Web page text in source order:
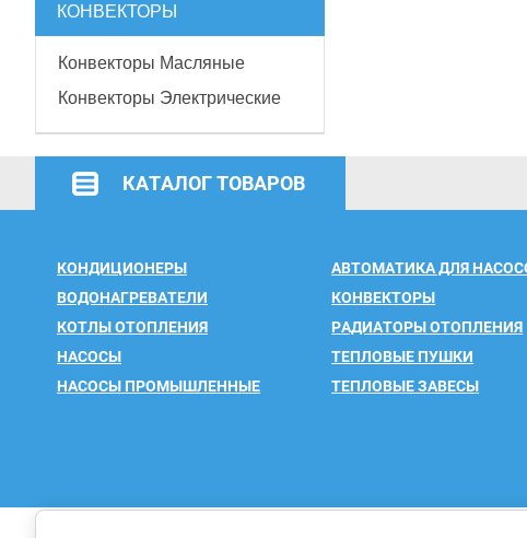
КОНВЕКТОРЫ
Конвекторы Масляные
Конвекторы Электрические
КАТАЛОГ ТОВАРОВ
КОНДИЦИОНЕРЫ
ВОДОНАГРЕВАТЕЛИ
КОТЛЫ ОТОПЛЕНИЯ
НАСОСЫ
НАСОСЫ ПРОМЫШЛЕННЫЕ
АВТОМАТИКА ДЛЯ
КОНВЕКТОРЫ
РАДИАТОРЫ ОТОПЛЕНИЯ
ТЕПЛОВЫЕ ПУШКИ
ТЕПЛОВЫЕ ЗАВЕСЫ